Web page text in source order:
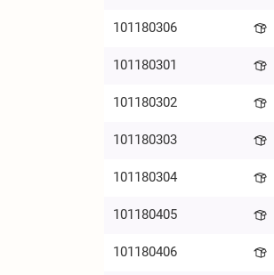
101180306
101180301
101180302
101180303
101180304
101180405
101180406